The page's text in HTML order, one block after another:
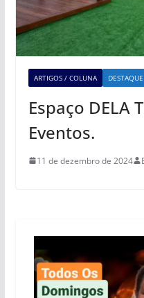
ARTIGOS / COLUNA DESTAQUE
Espaço DELA
Eventos.
11 de dezembro de 2024